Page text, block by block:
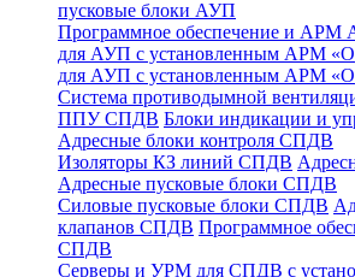
пусковые блоки АУП
Программное обеспечение и АРМ
для АУП с установленным АРМ
для АУП с установленным АРМ
Система противодымной
ППУ СПДВ Блоки индикации и
Адресные блоки контроля СПДВ
Изоляторы КЗ линий СПДВ
Адресные пусковые блоки СПДВ
Силовые пусковые блоки СПДВ
клапанов СПДВ Программное
СПДВ
Серверы и УРМ для СПДВ с